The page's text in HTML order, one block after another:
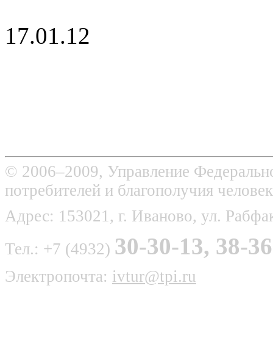
17.01.12
© 2006–2009, Управление
потребителей и благополучия
Адрес: 153021, г. Иваново, ул.
Тел.: +7 (4932) 30-30-13, 38-
Электропочта: ivtur@tpi.ru